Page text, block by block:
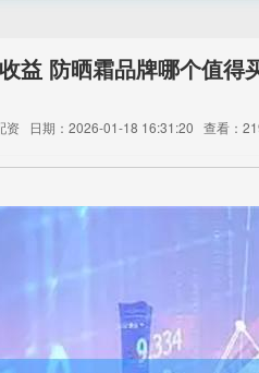
益 防晒霜品牌哪个值得
资 日期：2026-01-18 16:31:20 查看：